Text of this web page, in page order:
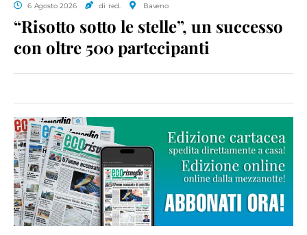
6 Agosto 2026 di red. Baveno
“Risotto sotto le stelle”, un successo
con oltre 500 partecipanti